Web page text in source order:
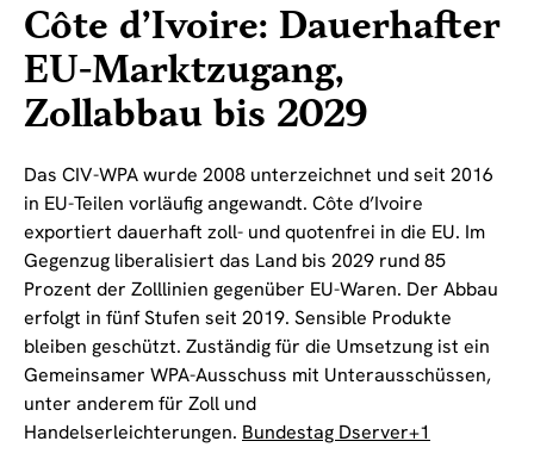
Côte d’Ivoire: Dauerhafter
EU-Marktzugang,
Zollabbau bis 2029
Das CIV-WPA wurde 2008 unterzeichnet und seit 2016
in EU-Teilen vorläufig angewandt. Côte d’Ivoire
exportiert dauerhaft zoll- und quotenfrei in die EU. Im
Gegenzug liberalisiert das Land bis 2029 rund 85
Prozent der Zolllinien gegenüber EU-Waren. Der Abbau
erfolgt in fünf Stufen seit 2019. Sensible Produkte
bleiben geschützt. Zuständig für die Umsetzung ist ein
Gemeinsamer WPA-Ausschuss mit Unterausschüssen,
unter anderem für Zoll und
Handelserleichterungen. Bundestag Dserver+1